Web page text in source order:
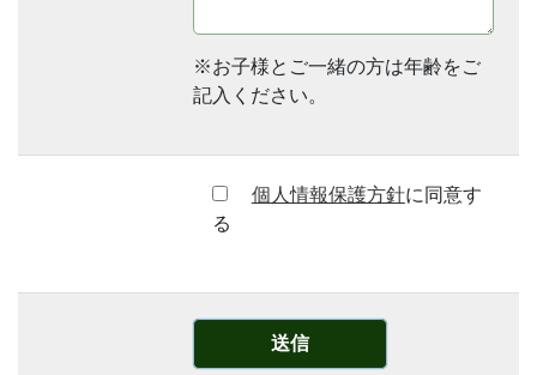
※お子様とご一緒の方は年齢をご
記入ください。
個人情報保護方針に同意す
る